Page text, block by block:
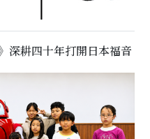
深耕四十年打開日本福音